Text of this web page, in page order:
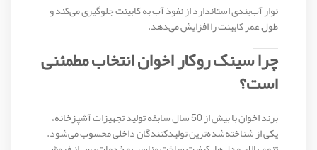
نوار آب‌بندی استاندارد از نفوذ آب به کابینت جلوگیری می‌کند و
طول عمر کابینت را افزایش می‌دهد.
چرا سینک روکار اخوان انتخاب مطمئنی
است؟
برند اخوان با بیش از 50 سال سابقه تولید تجهیزات آشپزخانه،
یکی از شناخته‌شده‌ترین تولیدکنندگان داخلی محسوب می‌شود.